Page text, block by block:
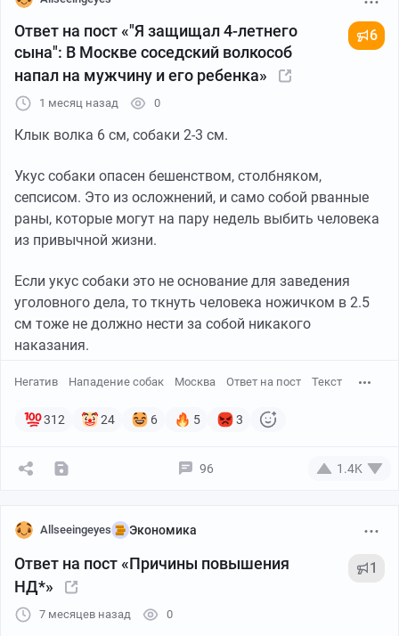
Ответ на пост «"Я защищал 4-летнего
сына": В Москве соседский волкособ
напал на мужчину и его ребенка»
6
1 месяц назад 0
Клык волка 6 см, собаки 2-3 см.
Укус собаки опасен бешенством, столбняком,
сепсисом. Это из осложнений, и само собой рванные
раны, которые могут на пару недель выбить человека
из привычной жизни.
Если укус собаки это не основание для заведения
уголовного дела, то ткнуть человека ножичком в 2.5
см тоже не должно нести за собой никакого
наказания.
Негатив Нападение собак Москва Ответ на пост Текст
312 24 6 5 3
96 1.4K
Allseeingeyes Экономика
Ответ на пост «Причины повышения
НД*»
1
7 месяцев назад 0